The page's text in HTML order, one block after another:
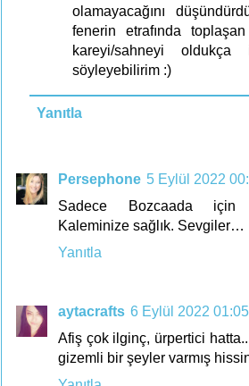
olamayacağını
fenerin etrafında
kareyi/sahneyi oldukça
söyleyebilirim :)
Yanıtla
Persephone 5 Eylül 2022
Sadece Bozcaada için
Kaleminize sağlık. Sevgiler…
Yanıtla
aytacrafts 6 Eylül 2022 01:05
Afiş çok ilginç, ürpertici
gizemli bir şeyler varmış